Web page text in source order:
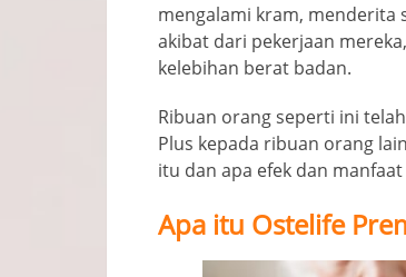
mengalami kram, menderita
akibat dari pekerjaan
kelebihan berat badan.
Ribuan orang seperti ini
Plus kepada ribuan orang
itu dan apa efek dan
Apa itu Ostelife